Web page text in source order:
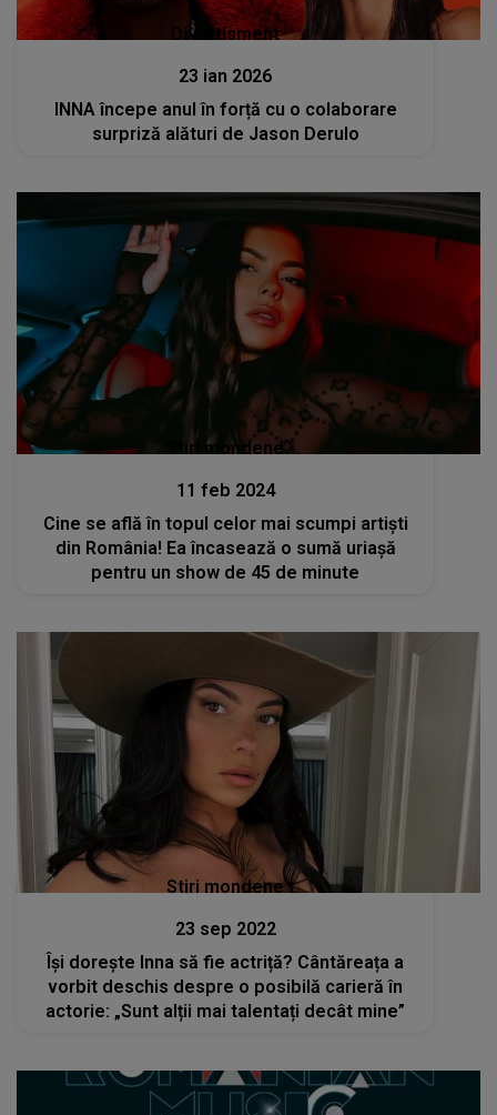
Divertisment
23 ian 2026
INNA începe anul în forță cu o colaborare
surpriză alături de Jason Derulo
Stiri mondene
11 feb 2024
Cine se află în topul celor mai scumpi artiști
din România! Ea încasează o sumă uriașă
pentru un show de 45 de minute
Stiri mondene
23 sep 2022
Își dorește Inna să fie actriță? Cântăreața a
vorbit deschis despre o posibilă carieră în
actorie: „Sunt alții mai talentați decât mine”